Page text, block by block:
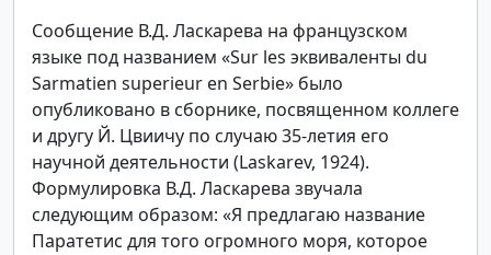
Сообщение В.Д. Ласкарева на французском
языке под названием «Sur les эквиваленты du
Sarmatien superieur en Serbie» было
опубликовано в сборнике, посвященном коллеге
и другу Й. Цвиичу по случаю 35-летия его
научной деятельности (Laskarev, 1924).
Формулировка В.Д. Ласкарева звучала
следующим образом: «Я предлагаю название
Паратетис для того огромного моря, которое